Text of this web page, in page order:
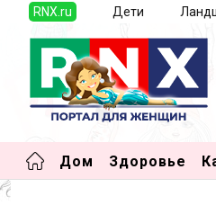
RNX.ru Дети
Дом Здоровье